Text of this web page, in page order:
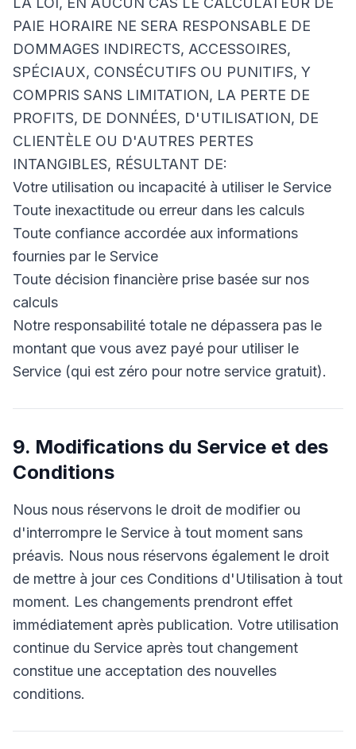
PAIE HORAIRE NE SERA RESPONSABLE DE
DOMMAGES INDIRECTS, ACCESSOIRES,
SPÉCIAUX, CONSÉCUTIFS OU PUNITIFS, Y
COMPRIS SANS LIMITATION, LA PERTE DE
PROFITS, DE DONNÉES, D'UTILISATION, DE
CLIENTÈLE OU D'AUTRES PERTES
INTANGIBLES, RÉSULTANT DE:
Votre utilisation ou incapacité à utiliser le Service
Toute inexactitude ou erreur dans les calculs
Toute confiance accordée aux informations
fournies par le Service
Toute décision financière prise basée sur nos
calculs
Notre responsabilité totale ne dépassera pas le
montant que vous avez payé pour utiliser le
Service (qui est zéro pour notre service gratuit).
9. Modifications du Service et des
Conditions
Nous nous réservons le droit de modifier ou
d'interrompre le Service à tout moment sans
préavis. Nous nous réservons également le droit
de mettre à jour ces Conditions d'Utilisation à tout
moment. Les changements prendront effet
immédiatement après publication. Votre utilisation
continue du Service après tout changement
constitue une acceptation des nouvelles
conditions.